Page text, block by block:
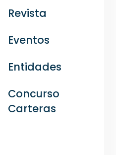
Revista
Eventos
Entidades
Concurso
Carteras